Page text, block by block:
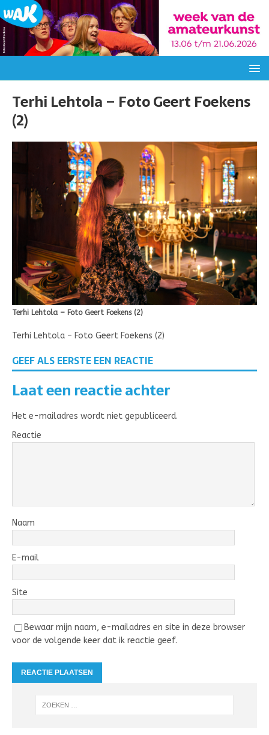
Terhi Lehtola – Foto Geert Foekens
(2)
Terhi Lehtola – Foto Geert Foekens (2)
Terhi Lehtola – Foto Geert Foekens (2)
GEEF ALS EERSTE EEN REACTIE
Laat een reactie achter
Het e-mailadres wordt niet gepubliceerd.
Reactie
Naam
E-mail
Site
Bewaar mijn naam, e-mailadres en site in deze browser
voor de volgende keer dat ik reactie geef.